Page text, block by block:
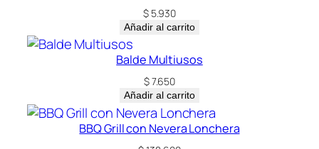
$5.930
Añadir al carrito
Balde Multiusos
$7.650
Añadir al carrito
BBQ Grill con Nevera Lonchera